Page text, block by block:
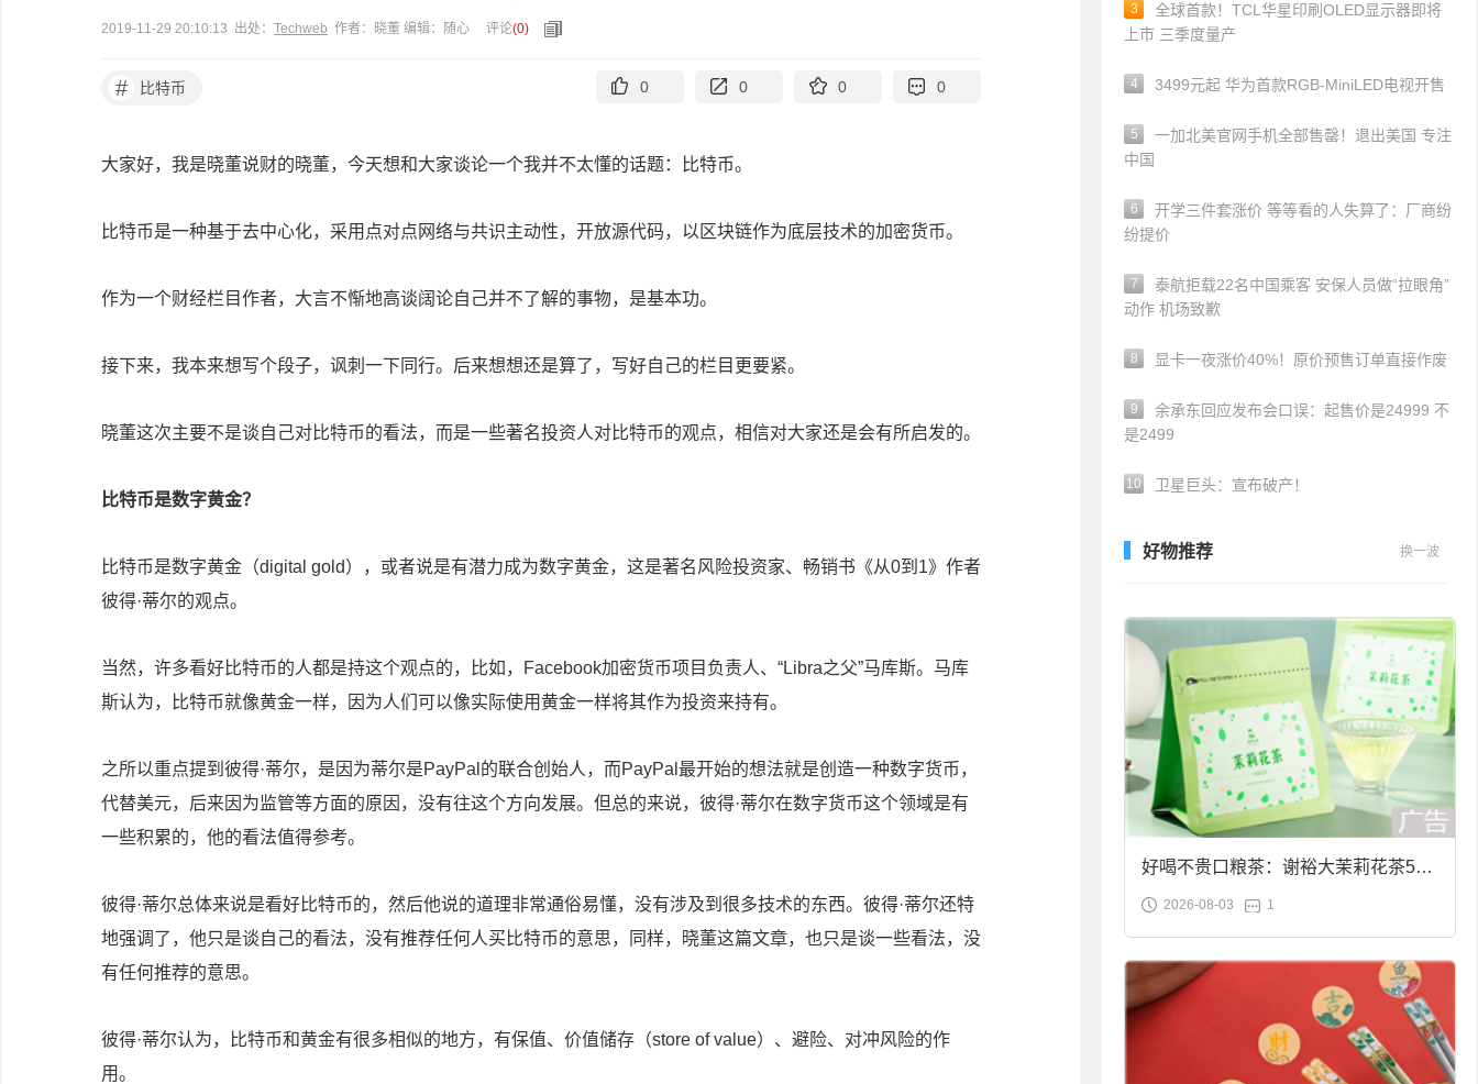
2019-11-29 20:10:13 出处： Techweb 作者：晓董 编辑：随心 评论(0)
# 比特币 0 0 0 0
大家好，我是晓董说财的晓董，今天想和大家谈论一个我并不太懂的话题：比特币。
比特币是一种基于去中心化，采用点对点网络与共识主动性，开放源代码，以区块链作为底层技术的加密货币。
作为一个财经栏目作者，大言不惭地高谈阔论自己并不了解的事物，是基本功。
接下来，我本来想写个段子，讽刺一下同行。后来想想还是算了，写好自己的栏目更要紧。
晓董这次主要不是谈自己对比特币的看法，而是一些著名投资人对比特币的观点，相信对大家还是会有所启发的。
比特币是数字黄金？
比特币是数字黄金（digital gold），或者说是有潜力成为数字黄金，这是著名风险投资家、畅销书《从0到1》作者
彼得·蒂尔的观点。
当然，许多看好比特币的人都是持这个观点的，比如，Facebook加密货币项目负责人、“Libra之父”马库斯。马库
斯认为，比特币就像黄金一样，因为人们可以像实际使用黄金一样将其作为投资来持有。
之所以重点提到彼得·蒂尔，是因为蒂尔是PayPal的联合创始人，而PayPal最开始的想法就是创造一种数字货币，
代替美元，后来因为监管等方面的原因，没有往这个方向发展。但总的来说，彼得·蒂尔在数字货币这个领域是有
一些积累的，他的看法值得参考。
彼得·蒂尔总体来说是看好比特币的，然后他说的道理非常通俗易懂，没有涉及到很多技术的东西。彼得·蒂尔还特
地强调了，他只是谈自己的看法，没有推荐任何人买比特币的意思，同样，晓董这篇文章，也只是谈一些看法，没
有任何推荐的意思。
彼得·蒂尔认为，比特币和黄金有很多相似的地方，有保值、价值储存（store of value）、避险、对冲风险的作
用。
3
全球首款！TCL华星印刷OLED显示器即将
上市 三季度量产
4 3499元起 华为首款RGB-MiniLED电视开售
5
一加北美官网手机全部售罄！退出美国 专注
中国
6
开学三件套涨价 等等看的人失算了：厂商纷
纷提价
7
泰航拒载22名中国乘客 安保人员做“拉眼角”
动作 机场致歉
8 显卡一夜涨价40%！原价预售订单直接作废
9
余承东回应发布会口误：起售价是24999 不
是2499
10 卫星巨头：宣布破产！
好物推荐 换一波
好喝不贵口粮茶：谢裕大茉莉花茶50g
袋装9.9元到手
2026-08-03 1